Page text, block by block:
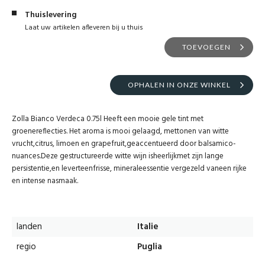
Thuislevering
Laat uw artikelen afleveren bij u thuis
TOEVOEGEN
OPHALEN IN ONZE WINKEL
Zolla Bianco Verdeca 0.75l Heeft een mooie gele tint met
groenereflecties. Het aroma is mooi gelaagd, mettonen van witte
vrucht,citrus, limoen en grapefruit,geaccentueerd door balsamico-
nuances.Deze gestructureerde witte wijn isheerlijkmet zijn lange
persistentie,en leverteenfrisse, mineraleessentie vergezeld vaneen rijke
en intense nasmaak.
landen
Italie
regio
Puglia